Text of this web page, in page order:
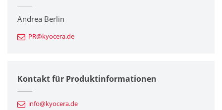
Drucker / Multifunktionsgeräte
Feinkeramik-Komponenten
Automotive Komponenten
Andrea Berlin
PR@kyocera.de
Kontakt für Produktinformationen
info@kyocera.de